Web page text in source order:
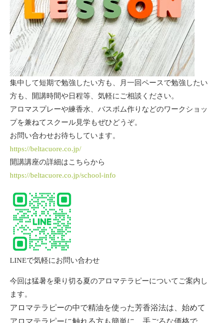
集中して短期で勉強したい方も、月一回ペースで勉強したい
方も、開講時間や日程等、気軽にご相談ください。
アロマスプレーや練香水、バスボム作りなどのワークショッ
プを兼ねてスクール見学もぜひどうぞ。
お問い合わせお待ちしています。
https://beltacuore.co.jp/
開講講座の詳細はこちらから
https://beltacuore.co.jp/school-info
LINEで気軽にお問い合わせ
今回は猛暑を乗り切る夏のアロマテラピーについてご案内し
ます。
アロマテラピーの中で精油を使った芳香浴法は、始めて
アロマテラピーに触れる方も簡単に、手ごろな価格で、